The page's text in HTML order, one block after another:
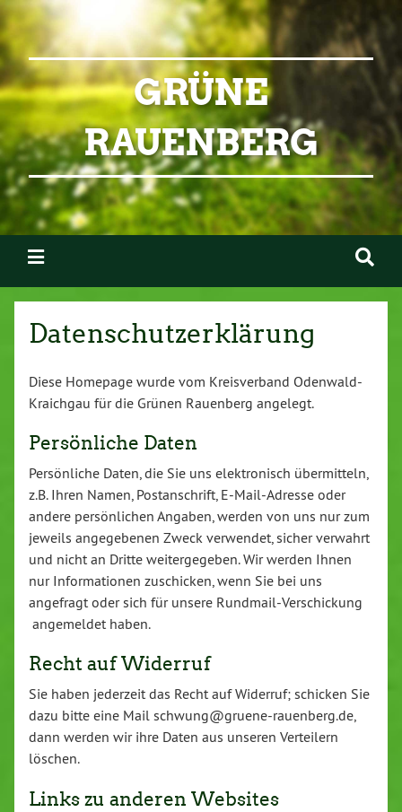
GRÜNE
RAUENBERG
Datenschutzerklärung
Diese Homepage wurde vom Kreisverband Odenwald-
Kraichgau für die Grünen Rauenberg angelegt.
Persönliche Daten
Persönliche Daten, die Sie uns elektronisch übermitteln,
z.B. Ihren Namen, Postanschrift, E-Mail-Adresse oder
andere persönlichen Angaben, werden von uns nur zum
jeweils angegebenen Zweck verwendet, sicher verwahrt
und nicht an Dritte weitergegeben. Wir werden Ihnen
nur Informationen zuschicken, wenn Sie bei uns
angefragt oder sich für unsere Rundmail-Verschickung
angemeldet haben.
Recht auf Widerruf
Sie haben jederzeit das Recht auf Widerruf; schicken Sie
dazu bitte eine Mail schwung@gruene-rauenberg.de,
dann werden wir ihre Daten aus unseren Verteilern
löschen.
Links zu anderen Websites